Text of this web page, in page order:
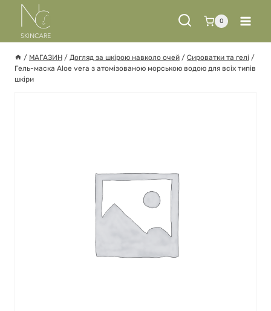
Перейти
вмісту
0
/ МАГАЗИН / Догляд за шкірою навколо очей / Сироватки та гелі /
Гель-маска Aloe vera з атомізованою морською водою для всіх типів
шкіри